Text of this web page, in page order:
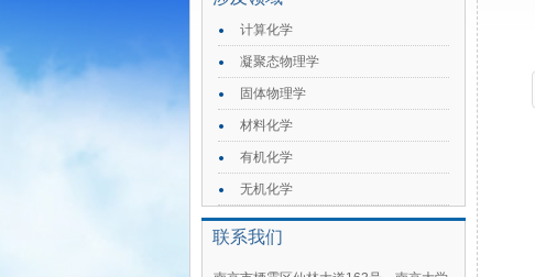
计算化学
凝聚态物理学
固体物理学
材料化学
有机化学
无机化学
联系我们